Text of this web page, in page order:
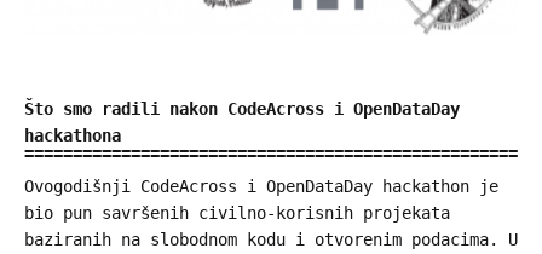
Što smo radili nakon CodeAcross i OpenDataDay
hackathona
Ovogodišnji CodeAcross i OpenDataDay hackathon je
bio pun savršenih civilno-korisnih projekata
baziranih na slobodnom kodu i otvorenim podacima. U